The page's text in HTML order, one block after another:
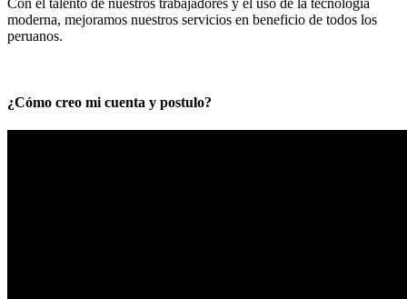
moderna, mejoramos nuestros servicios en beneficio de todos los
peruanos.
¿Cómo creo mi cuenta y postulo?